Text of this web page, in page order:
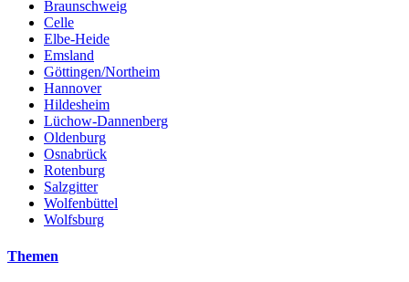
Braunschweig
Celle
Elbe-Heide
Emsland
Göttingen/Northeim
Hannover
Hildesheim
Lüchow-Dannenberg
Oldenburg
Osnabrück
Rotenburg
Salzgitter
Wolfenbüttel
Wolfsburg
Themen